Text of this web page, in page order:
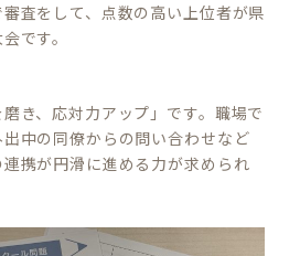
査をして、点数の高い上位者が県
です。
磨き、応対力アップ」です。職場で
中の同僚からの問い合わせなど
携が円滑に進める力が求められ